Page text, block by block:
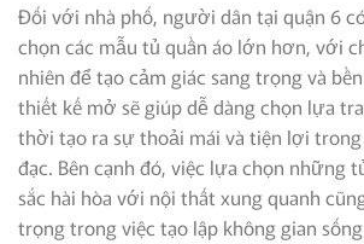
Đối với nhà phố, người dân tại quận 6
chọn các mẫu tủ quần áo lớn hơn, với
nhiên để tạo cảm giác sang trọng và
thiết kế mở sẽ giúp dễ dàng chọn lựa
thời tạo ra sự thoải mái và tiện lợi trong
đạc. Bên cạnh đó, việc lựa chọn những
sắc hài hòa với nội thất xung quanh
trọng trong việc tạo lập không gian